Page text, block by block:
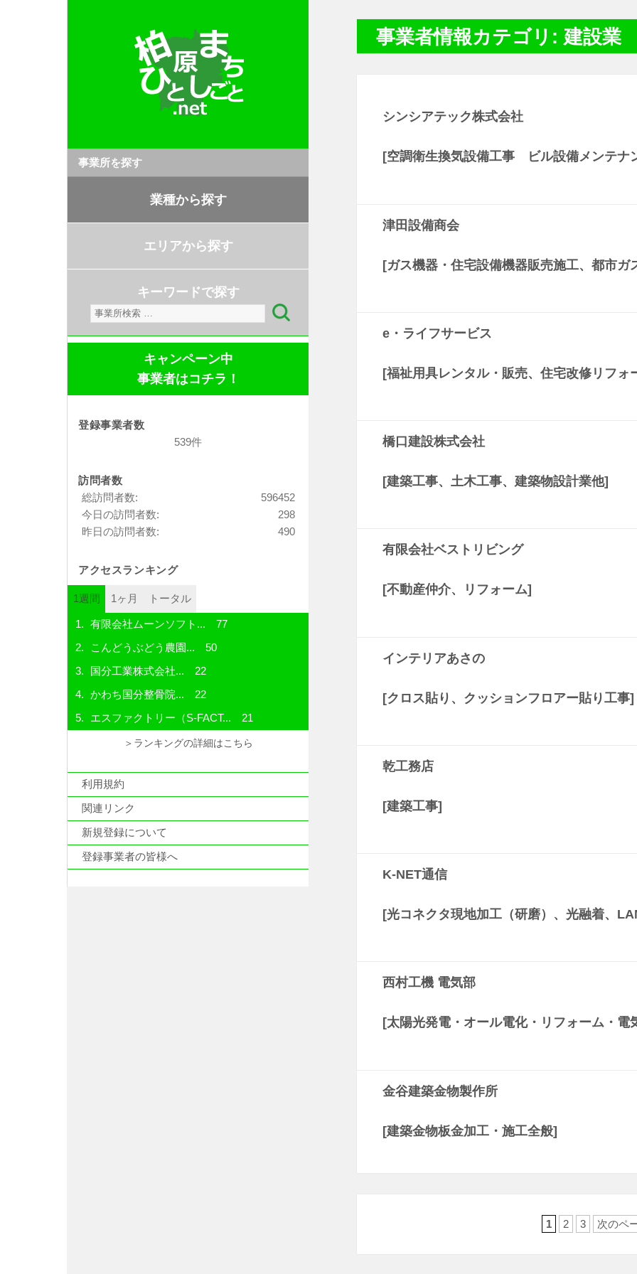
事業所を探す
業種から探す
エリアから探す
キーワードで探す
検
索:
キャンペーン中
事業者はコチラ！
登録事業者数
539件
訪問者数
596452
総訪問者数:
298
今日の訪問者数:
490
昨日の訪問者数:
アクセスランキング
1週間 1ヶ月 トータル
有限会社ムーンソフト... 77
こんどうぶどう農園... 50
国分工業株式会社... 22
かわち国分整骨院... 22
エスファクトリー（S-FACT... 21
＞ランキングの詳細はこちら
利用規約
関連リンク
新規登録について
登録事業者の皆様へ
事業者情報カテゴリ: 建設業
シンシアテック株式会社
[空調衛生換気設備工事 ビル設備メンテ
津田設備商会
[ガス機器・住宅設備機器販売施工、都市
e・ライフサービス
[福祉用具レンタル・販売、住宅改修リフォ
橋口建設株式会社
[建築工事、土木工事、建築物設計業他]
有限会社ベストリビング
[不動産仲介、リフォーム]
インテリアあさの
[クロス貼り、クッションフロアー貼り工事]
乾工務店
[建築工事]
K-NET通信
[光コネクタ現地加工（研磨）、光融着、
西村工機 電気部
[太陽光発電・オール電化・リフォーム・電
金谷建築金物製作所
[建築金物板金加工・施工全般]
1 2 3 次のペ